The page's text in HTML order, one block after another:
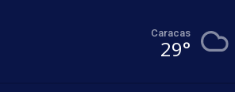
Caracas
29°